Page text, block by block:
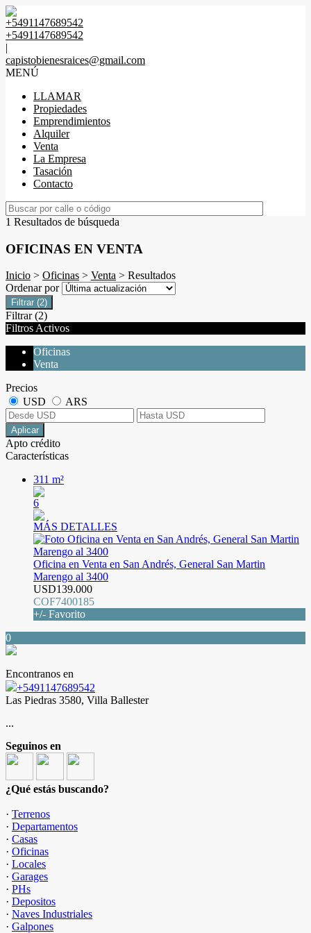
+5491147689542
+5491147689542
|
capistobienesraices@gmail.com
MENÚ
LLAMAR
Propiedades
Emprendimientos
Alquiler
Venta
La Empresa
Tasación
Contacto
1 Resultados de búsqueda
OFICINAS EN VENTA
Inicio > Oficinas > Venta > Resultados
Ordenar por
Filtrar (2)
Filtrar (2)
Filtros Activos
Oficinas
Venta
Precios
USD
ARS
Aplicar
Apto crédito
Características
311 m²
6
MÁS DETALLES
Oficina en Venta en San Andrés, General San Martin
Marengo al 3400
USD139.000
COF7400185
+/- Favorito
0
Encontranos en
+5491147689542
Las Piedras 3580, Villa Ballester
...
Seguinos en
¿Qué estás buscando?
· Terrenos
· Departamentos
· Casas
· Oficinas
· Locales
· Garages
· PHs
· Depositos
· Naves Industriales
· Galpones